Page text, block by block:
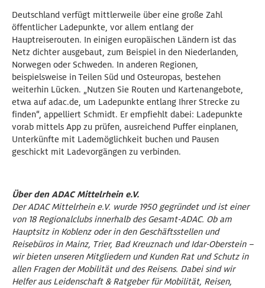
Deutschland verfügt mittlerweile über eine große Zahl
öffentlicher Ladepunkte, vor allem entlang der
Hauptreiserouten. In einigen europäischen Ländern ist das
Netz dichter ausgebaut, zum Beispiel in den Niederlanden,
Norwegen oder Schweden. In anderen Regionen,
beispielsweise in Teilen Süd und Osteuropas, bestehen
weiterhin Lücken. „Nutzen Sie Routen und Kartenangebote,
etwa auf adac.de, um Ladepunkte entlang Ihrer Strecke zu
finden“, appelliert Schmidt. Er empfiehlt dabei: Ladepunkte
vorab mittels App zu prüfen, ausreichend Puffer einplanen,
Unterkünfte mit Lademöglichkeit buchen und Pausen
geschickt mit Ladevorgängen zu verbinden.
Über den ADAC Mittelrhein e.V.
Der ADAC Mittelrhein e.V. wurde 1950 gegründet und ist einer
von 18 Regionalclubs innerhalb des Gesamt-ADAC. Ob am
Hauptsitz in Koblenz oder in den Geschäftsstellen und
Reisebüros in Mainz, Trier, Bad Kreuznach und Idar-Oberstein –
wir bieten unseren Mitgliedern und Kunden Rat und Schutz in
allen Fragen der Mobilität und des Reisens. Dabei sind wir
Helfer aus Leidenschaft & Ratgeber für Mobilität, Reisen,